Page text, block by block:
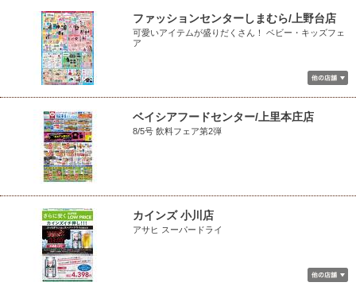
ファッションセンターしまむら/上野台店
可愛いアイテムが盛りだくさん！ ベビー・キッズフェ
ア
ベイシアフードセンター/上里本庄店
8/5号 飲料フェア第2弾
カインズ 小川店
アサヒ スーパードライ